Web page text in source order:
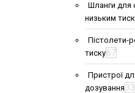
Шланги для
низьким
Пістолети-
тиску67
Пристрої
дозування 33